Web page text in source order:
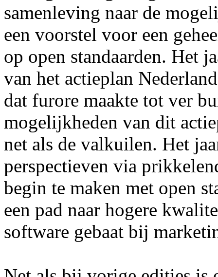
samenleving naar de
een voorstel voor een
op open standaarden. Het
van het actieplan
dat furore maakte tot ver
mogelijkheden van dit
net als de valkuilen. Het
perspectieven via
begin te maken met open
een pad naar hogere
software gebaat bij